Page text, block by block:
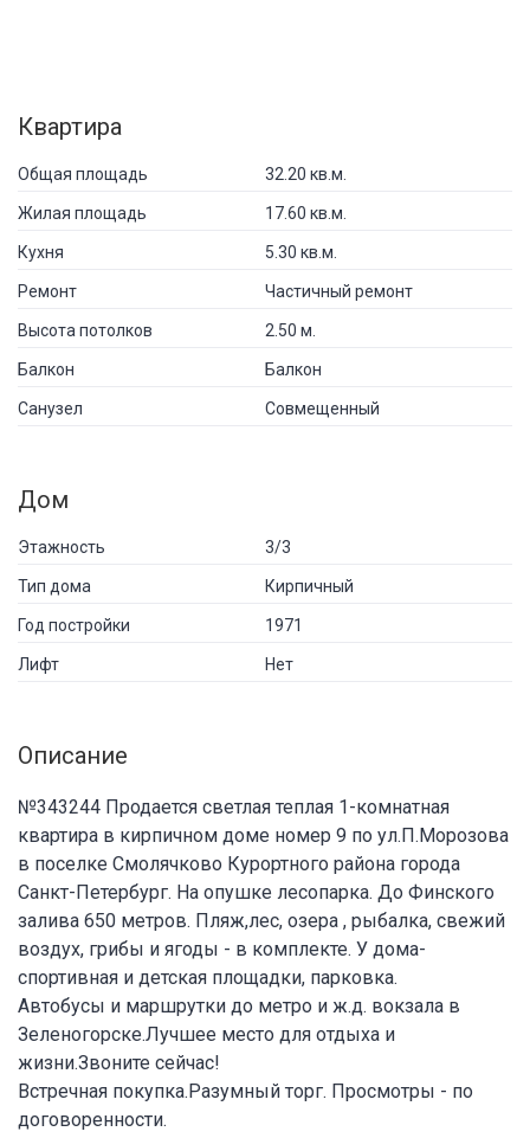
Квартира
Общая площадь 32.20 кв.м.
Жилая площадь 17.60 кв.м.
Кухня 5.30 кв.м.
Ремонт Частичный ремонт
Высота потолков 2.50 м.
Балкон Балкон
Санузел Совмещенный
Дом
Этажность 3/3
Тип дома Кирпичный
Год постройки 1971
Лифт Нет
Описание
№343244 Продается светлая теплая 1-комнатная
квартира в кирпичном доме номер 9 по ул.П.Морозова
в поселке Смолячково Курортного района города
Санкт-Петербург. На опушке лесопарка. До Финского
залива 650 метров. Пляж,лес, озера , рыбалка, свежий
воздух, грибы и ягоды - в комплекте. У дома-
спортивная и детская площадки, парковка.
Автобусы и маршрутки до метро и ж.д. вокзала в
Зеленогорске.Лучшее место для отдыха и
жизни.Звоните сейчас!
Встречная покупка.Разумный торг. Просмотры - по
договоренности.